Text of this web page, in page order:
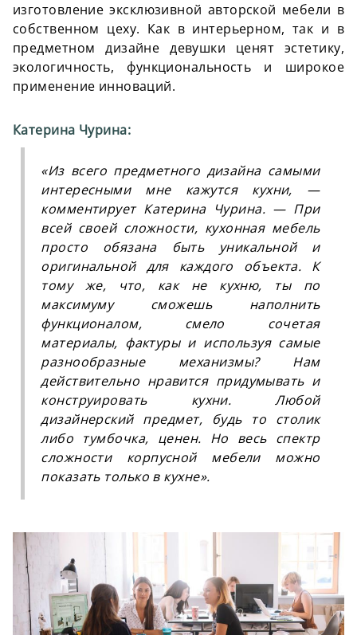
изготовление эксклюзивной авторской мебели в
собственном цеху. Как в интерьерном, так и в
предметном дизайне девушки ценят эстетику,
экологичность, функциональность и широкое
применение инноваций.
Катерина Чурина:
«Из всего предметного дизайна самыми
интересными мне кажутся кухни, —
комментирует Катерина Чурина. — При
всей своей сложности, кухонная мебель
просто обязана быть уникальной и
оригинальной для каждого объекта. К
тому же, что, как не кухню, ты по
максимуму сможешь наполнить
функционалом, смело сочетая
материалы, фактуры и используя самые
разнообразные механизмы? Нам
действительно нравится придумывать и
конструировать кухни. Любой
дизайнерский предмет, будь то столик
либо тумбочка, ценен. Но весь спектр
сложности корпусной мебели можно
показать только в кухне».